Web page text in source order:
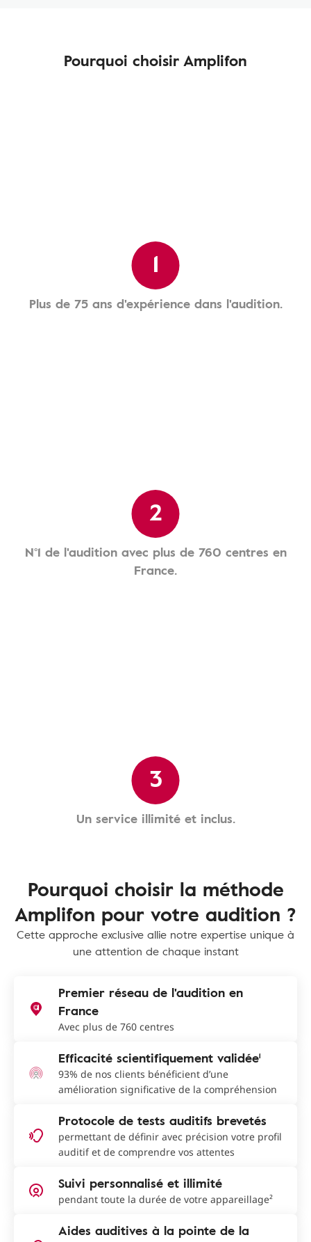
Pourquoi choisir Amplifon
1
Plus de 75 ans d'expérience dans l'audition.
2
N°1 de l'audition avec plus de 760 centres en
France.
3
Un service illimité et inclus.
Pourquoi choisir la méthode
Amplifon pour votre audition ?
Cette approche exclusive allie notre expertise unique à
une attention de chaque instant
Premier réseau de l'audition en
France
Avec plus de 760 centres
Efficacité scientifiquement validée¹
93% de nos clients bénéficient d’une
amélioration significative de la compréhension
Protocole de tests auditifs brevetés
permettant de définir avec précision votre profil
auditif et de comprendre vos attentes
Suivi personnalisé et illimité
pendant toute la durée de votre appareillage²
Aides auditives à la pointe de la